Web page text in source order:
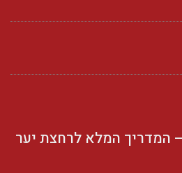
המדריך המלא לרחצת יער